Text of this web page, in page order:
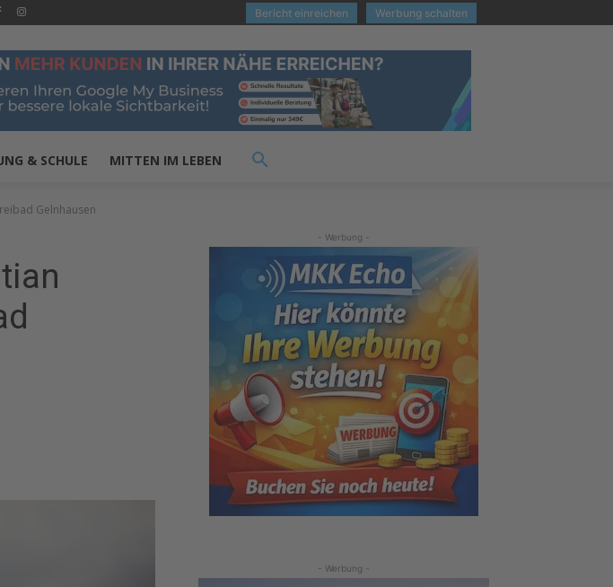
Bericht einreichen Werbung schalten
& SCHULE MITTEN IM LEBEN
Gelnhausen
- Werbung -
- Werbung -